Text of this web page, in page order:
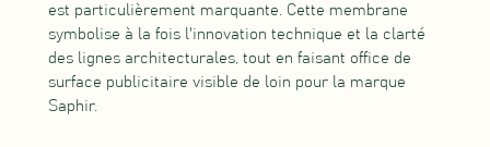
est particulièrement marquante. Cette membrane
symbolise à la fois l'innovation technique et la clarté
des lignes architecturales, tout en faisant office de
surface publicitaire visible de loin pour la marque
Saphir.